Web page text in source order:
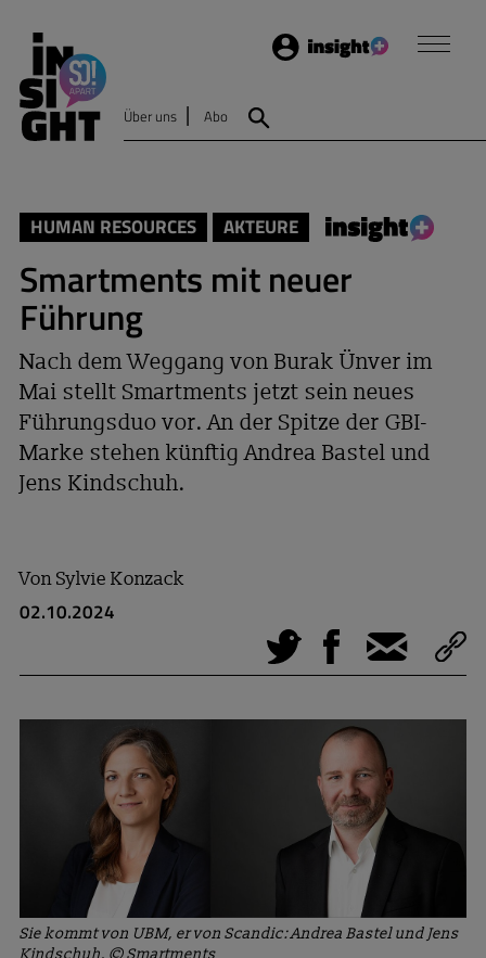
Login
Über uns Abo
HUMAN RESOURCES AKTEURE
Smartments mit neuer
Führung
Nach dem Weggang von Burak Ünver im
Mai stellt Smartments jetzt sein neues
Führungsduo vor. An der Spitze der GBI-
Marke stehen künftig Andrea Bastel und
Jens Kindschuh.
VonSylvie Konzack
02.10.2024
Tweet Facebook
E-Mail
Sie kommt von UBM, er von Scandic: Andrea Bastel und Jens
Kindschuh. © Smartments